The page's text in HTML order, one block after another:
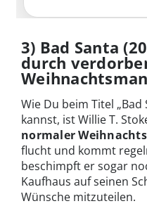
3) Bad Santa
durch
Wie Du beim Titel
kannst, ist Willie T.
normaler
flucht und kommt
beschimpft er sogar
Kaufhaus auf seinen
Wünsche mitzuteilen.